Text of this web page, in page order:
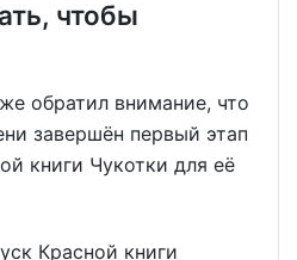
чтобы
обратил внимание, что
завершён первый этап
книги Чукотки для её
Красной книги